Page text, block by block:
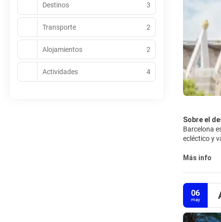
Sobre el
Barcelona
ecléctico y
Barcelona
Está
aquí
También
Más info
06
may
Destinos 3
Transporte 2
Alojamientos 2
Actividades 4